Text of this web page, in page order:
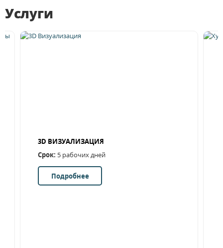
Услуги
3D ВИЗУАЛИЗАЦИЯ
Срок: 5 рабочих дней
Подробнее